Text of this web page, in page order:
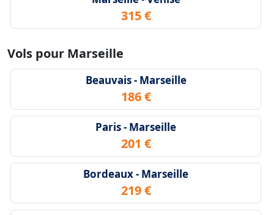
315 €
Vols pour Marseille
Beauvais - Marseille
186 €
Paris - Marseille
201 €
Bordeaux - Marseille
219 €